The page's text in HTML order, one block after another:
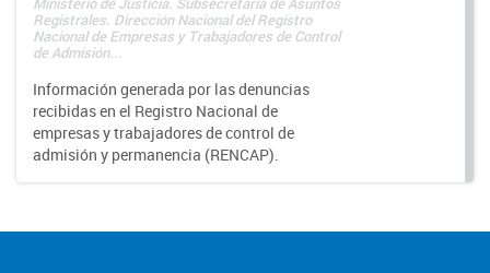
Registrales. Dirección Nacional del Registro
Nacional de Empresas y Trabajadores de Control
de Admisión...
Información generada por las denuncias
recibidas en el Registro Nacional de
empresas y trabajadores de control de
admisión y permanencia (RENCAP).